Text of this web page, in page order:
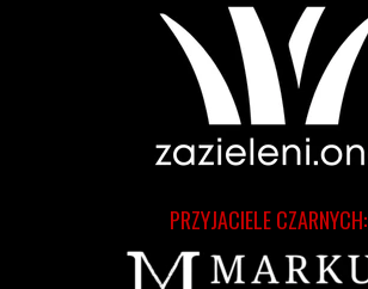
PRZYJACIELE CZARNYCH: